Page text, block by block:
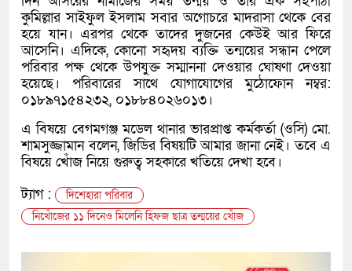
কুমিল্লার সাইফুল ইসলাম সবার অগোচরে মাদরাসা থেকে বের
হয়ে যান। এরপর থেকে তাদের দুজনের কেউই আর ফিরে
আসেনি। এদিকে, কোনো সহৃদয় ব্যক্তি তন্ময়ের সন্ধান পেলে
পরিবার পক্ষ থেকে উপযুক্ত সম্মাননা দেওয়ার ঘোষণা দেওয়া
হয়েছে। পরিবারের সাথে যোগাযোগের মুঠোফোন নম্বর:
০১৮৯৭১৫৪২৩২, ০১৮৮৪০২৬০১৩।
এ বিষয়ে বেগমগঞ্জ মডেল থানার ভারপ্রাপ্ত কর্মকর্তা (ওসি) মো.
শামসুজ্জামান বলেন, জিডির বিষয়টি আমার জানা নেই। তবে এ
বিষয়ে খোঁজ নিয়ে গুরুত্ব সহকারে খতিয়ে দেখা হবে।
ট্যাগ :
দিশেহারা পরিবার
নিখোঁজের ১১ দিনেও মিলেনি হিফজ ছাত্র তন্ময়ের খোঁজ